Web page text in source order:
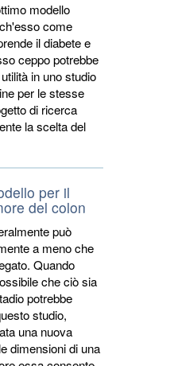
modello
come
il diabete e
ceppo potrebbe
in uno studio
per le stesse
di ricerca
la scelta del
per il
del colon
può
a meno che
Quando
che ciò sia
potrebbe
studio,
una nuova
dimensioni di una